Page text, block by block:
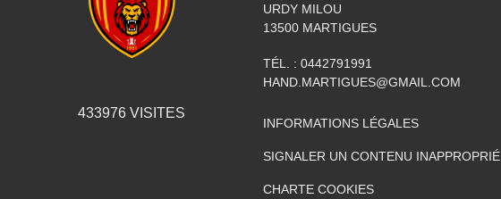
433976 VISITES
URDY MILOU
13500 MARTIGUES
TÉL. : 0442791991
HAND.MARTIGUES@GMAIL.COM
INFORMATIONS LÉGALES
SIGNALER UN CONTENU INAPPROPRIÉ
CHARTE COOKIES